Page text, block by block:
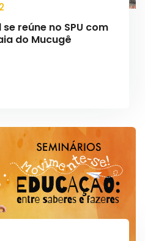
reúne no SPU com
do Mucugê